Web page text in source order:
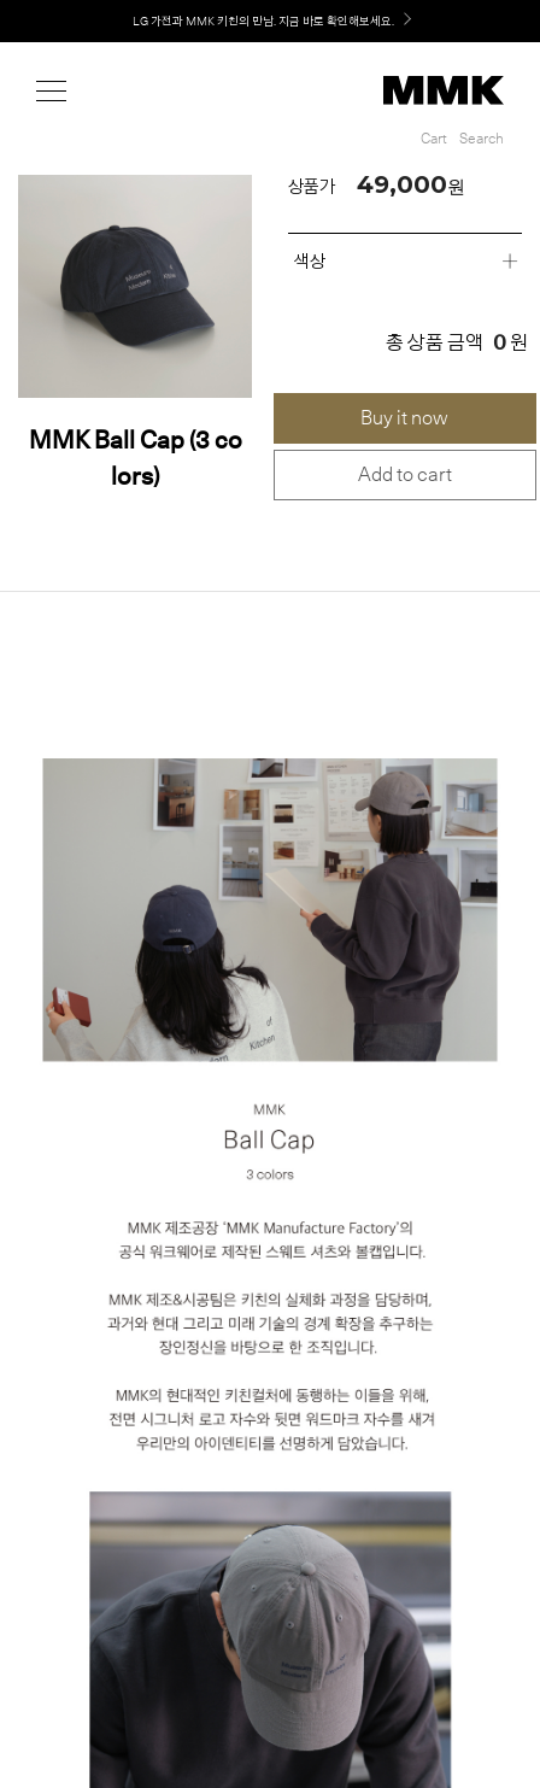
Welcome! 신규 회원가입 시 MMK Shop Coupon (총 60만원) 지급
MMK의 새로운 키친 디자인, EXTRUDE 익스트루드 라인 출시
Cart Search
MMK Ball Cap (3 co
lors)
상품가 49,000원
색상
총 상품 금액 0 원
Buy it now
Add to cart